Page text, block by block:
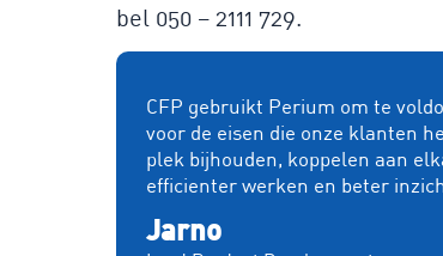
bel 050 – 2111 729.
CFP gebruikt Perium om te
voor de eisen die onze klanten
plek bijhouden, koppelen aan
efficienter werken en beter
Jarno